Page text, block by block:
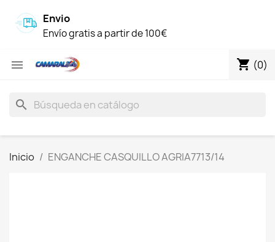
Envio
Envío gratis a partir de 100€
 shopping_cart (0)
search
Inicio ENGANCHE CASQUILLO AGRIA7713/14